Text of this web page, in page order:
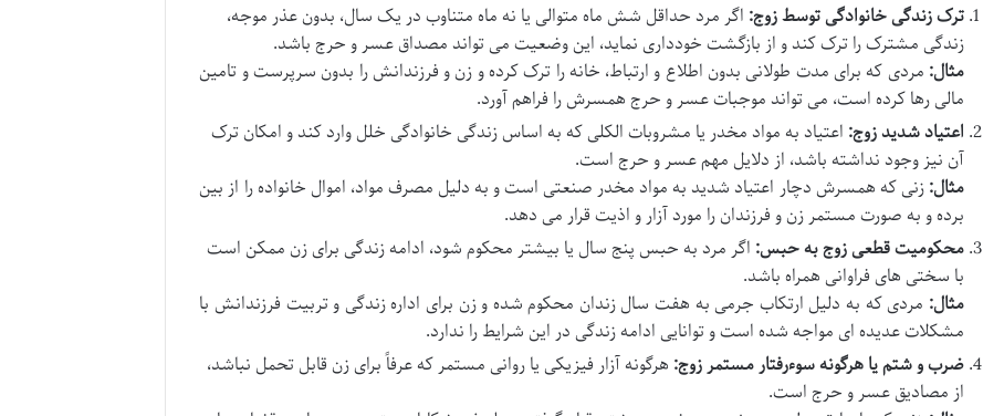
ترک زندگی خانوادگی توسط زوج: اگر مرد حداقل شش ماه متوالی یا نه ماه متناوب در یک سال، بدون عذر موجه،
زندگی مشترک را ترک کند و از بازگشت خودداری نماید، این وضعیت می تواند مصداق عسر و حرج باشد.
مثال: مردی که برای مدت طولانی بدون اطلاع و ارتباط، خانه را ترک کرده و زن و فرزندانش را بدون سرپرست و تامین
مالی رها کرده است، می تواند موجبات عسر و حرج همسرش را فراهم آورد.
اعتیاد شدید زوج: اعتیاد به مواد مخدر یا مشروبات الکلی که به اساس زندگی خانوادگی خلل وارد کند و امکان ترک
آن نیز وجود نداشته باشد، از دلایل مهم عسر و حرج است.
مثال:زنی که همسرش دچار اعتیاد شدید به مواد مخدر صنعتی است و به دلیل مصرف مواد، اموال خانواده را از بین
برده و به صورت مستمر زن و فرزندان را مورد آزار و اذیت قرار می دهد.
محکومیت قطعی زوج به حبس: اگر مرد به حبس پنج سال یا بیشتر محکوم شود، ادامه زندگی برای زن ممکن است
با سختی های فراوانی همراه باشد.
مثال: مردی که به دلیل ارتکاب جرمی به هفت سال زندان محکوم شده و زن برای اداره زندگی و تربیت فرزندانش با
مشکلات عدیده ای مواجه شده است و توانایی ادامه زندگی در این شرایط را ندارد.
ضرب و شتم یا هرگونه سوءرفتار مستمر زوج: هرگونه آزار فیزیکی یا روانی مستمر که عرفاً برای زن قابل تحمل نباشد،
از مصادیق عسر و حرج است.